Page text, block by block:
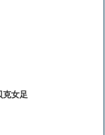
克女足